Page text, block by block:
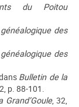
du Poitou
des
des
Bulletin de la
p. 88-101.
Grand’Goule, 32,